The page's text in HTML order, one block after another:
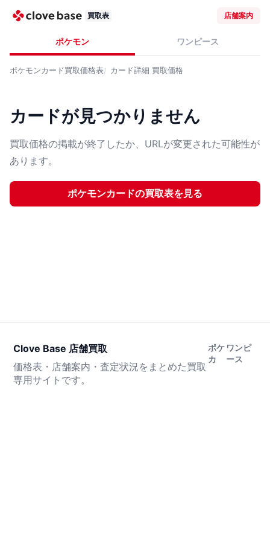
買取表 店舗案内
ポケモン ワンピース
ポケモンカード買取価格表 カード詳細 買取価格
カードが見つかりません
買取価格の掲載が終了したか、URLが変更された可能性が
あります。
ポケモンカードの買取表を見る
Clove Base 店舗買取
価格表・店舗案内・査定状況をまとめた買取
専用サイトです。
ポケ
カ
ワンピ
ース